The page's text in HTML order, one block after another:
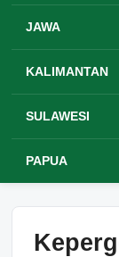
JAWA
KALIMANTAN
SULAWESI
PAPUA